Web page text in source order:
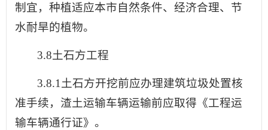
制宜，种植适应本市自然条件、经济合理、节
水耐旱的植物。
3.8土石方工程
3.8.1土石方开挖前应办理建筑垃圾处置核
准手续，渣土运输车辆运输前应取得《工程运
输车辆通行证》。